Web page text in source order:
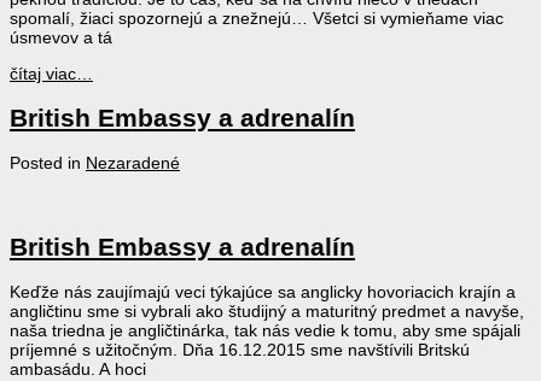
spomalí, žiaci spozornejú a znežnejú… Všetci si vymieňame viac
úsmevov a tá
čítaj viac…
British Embassy a adrenalín
Posted in Nezaradené
British Embassy a adrenalín
Keďže nás zaujímajú veci týkajúce sa anglicky hovoriacich krajín a
angličtinu sme si vybrali ako študijný a maturitný predmet a navyše,
naša triedna je angličtinárka, tak nás vedie k tomu, aby sme spájali
príjemné s užitočným. Dňa 16.12.2015 sme navštívili Britskú
ambasádu. A hoci